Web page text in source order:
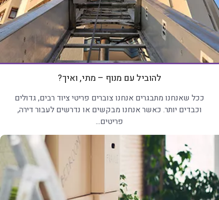
להוביל עם מנוף – מתי, ואיך?
ככל שאנחנו מתבגרים אנחנו צוברים פריטי ציוד רבים, גדולים
וכבדים יותר. כאשר אנחנו מבקשים או נדרשים לעבור דירה,
פריטים...